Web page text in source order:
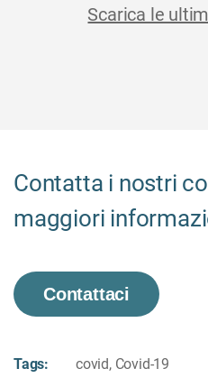
Scarica le
Contatta i nostri
maggiori
Contattaci
Tags: covid, Covid-19